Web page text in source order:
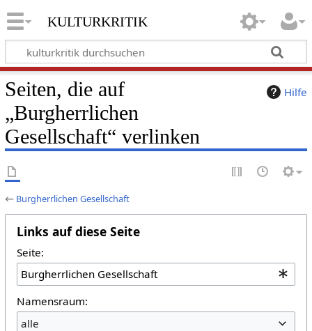
kulturkritik
Hilfe
Seiten, die auf
„Burgherrlichen
Gesellschaft“ verlinken
← Burgherrlichen Gesellschaft
Links auf diese Seite
Seite:
Namensraum:
alle